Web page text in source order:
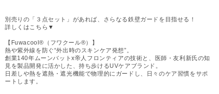
別売りの「３点セット」があれば、さらなる鉄壁ガードを目指せる！
詳しくはこちら▼
【Fuwacool®（フワクール®）】
熱や紫外線を防ぐ“外出時のスキンケア発想”。
創業140年ムーンバットx帝人フロンティアの技術と、医師・友利新氏の知
見を製品開発に活かした、持ち歩けるUVケアブランド。
日差しや熱を遮熱・遮光機能で物理的にガードし、日々のケア習慣をサポ
ートします。